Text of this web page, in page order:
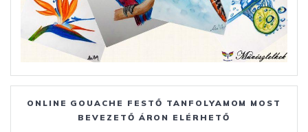
ONLINE GOUACHE FESTŐ TANFOLYAMOM MOST
BEVEZETŐ ÁRON ELÉRHETŐ